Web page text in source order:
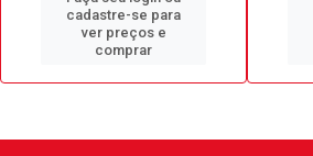
cadastre-se para
ver preços e
comprar